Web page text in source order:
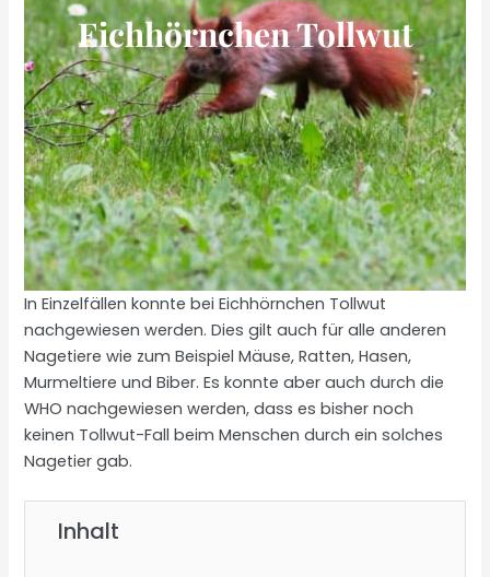
Eichhörnchen Tollwut
In Einzelfällen konnte bei Eichhörnchen Tollwut
nachgewiesen werden. Dies gilt auch für alle anderen
Nagetiere wie zum Beispiel Mäuse, Ratten, Hasen,
Murmeltiere und Biber. Es konnte aber auch durch die
WHO nachgewiesen werden, dass es bisher noch
keinen Tollwut-Fall beim Menschen durch ein solches
Nagetier gab.
Inhalt